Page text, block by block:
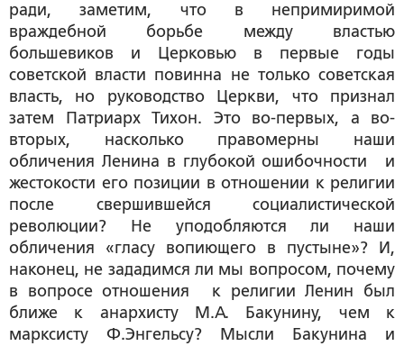
ради, заметим, что в непримиримой
враждебной борьбе между властью
большевиков и Церковью в первые годы
советской власти повинна не только советская
власть, но руководство Церкви, что признал
затем Патриарх Тихон. Это во-первых, а во-
вторых, насколько правомерны наши
обличения Ленина в глубокой ошибочности и
жестокости его позиции в отношении к религии
после свершившейся социалистической
революции? Не уподобляются ли наши
обличения «гласу вопиющего в пустыне»? И,
наконец, не зададимся ли мы вопросом, почему
в вопросе отношения к религии Ленин был
ближе к анархисту М.А. Бакунину, чем к
марксисту Ф.Энгельсу? Мысли Бакунина и